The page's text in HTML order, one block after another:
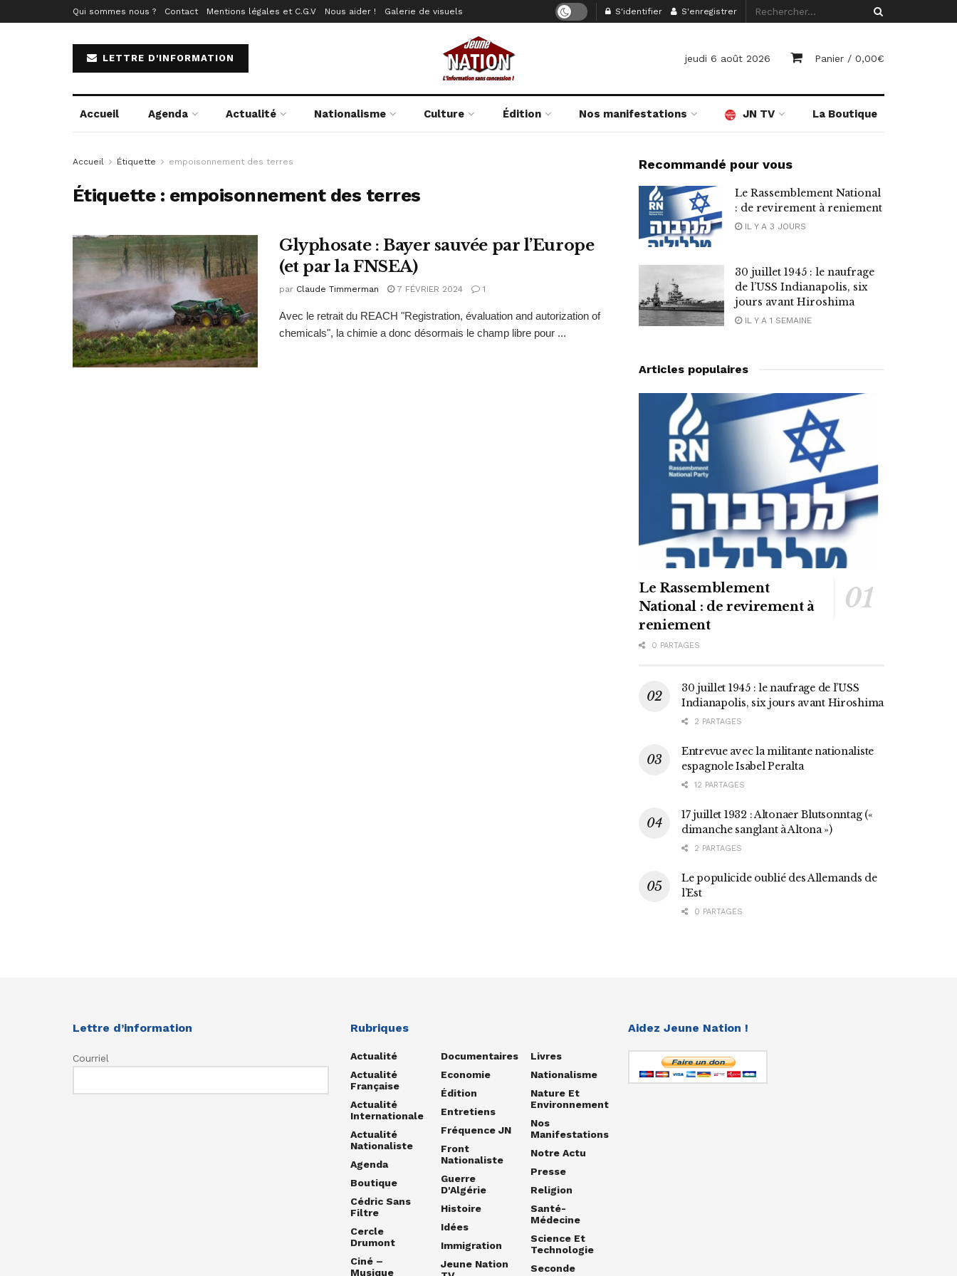
Qui sommes nous ? Contact Mentions légales et C.G.V Nous aider ! Galerie de visuels S'identifier S'enregistrer
LETTRE D'INFORMATION jeudi 6 août 2026 Panier / 0,00€
Accueil Agenda Actualité Nationalisme Culture Édition Nos manifestations JN TV La Boutique
Accueil Étiquette empoisonnement des terres
Étiquette : empoisonnement des terres
Glyphosate : Bayer sauvée par l’Europe
(et par la FNSEA)
par Claude Timmerman 7 FÉVRIER 2024 1
Avec le retrait du REACH "Registration, évaluation and autorization of
chemicals", la chimie a donc désormais le champ libre pour ...
Recommandé pour vous
Le Rassemblement National
: de revirement à reniement
IL Y A 3 JOURS
30 juillet 1945 : le naufrage
de l’USS Indianapolis, six
jours avant Hiroshima
IL Y A 1 SEMAINE
Articles populaires
Le Rassemblement
National : de revirement à
reniement
0 PARTAGES
30 juillet 1945 : le naufrage de l’USS
Indianapolis, six jours avant Hiroshima
2 PARTAGES
Entrevue avec la militante nationaliste
espagnole Isabel Peralta
12 PARTAGES
17 juillet 1932 : Altonaer Blutsonntag («
dimanche sanglant à Altona »)
2 PARTAGES
Le populicide oublié des Allemands de
l’Est
0 PARTAGES
Lettre d’information
Courriel
Rubriques
Actualité
Actualité
Française
Actualité
Internationale
Actualité
Nationaliste
Agenda
Boutique
Cédric Sans
Filtre
Cercle
Drumont
Ciné –
Musique
Documentaires
Economie
Édition
Entretiens
Fréquence JN
Front
Nationaliste
Guerre
D'Algérie
Histoire
Idées
Immigration
Jeune Nation
Livres
Nationalisme
Nature Et
Environnement
Nos
Manifestations
Notre Actu
Presse
Religion
Santé-
Médecine
Science Et
Technologie
Seconde
Aidez Jeune Nation !